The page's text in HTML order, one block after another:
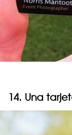
14. Una